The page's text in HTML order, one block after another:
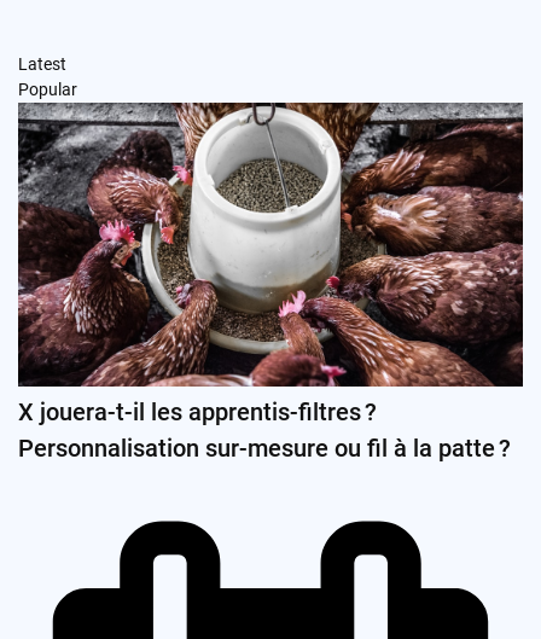
Latest
Popular
X jouera-t-il les apprentis-filtres ?
Personnalisation sur-mesure ou fil à la patte ?